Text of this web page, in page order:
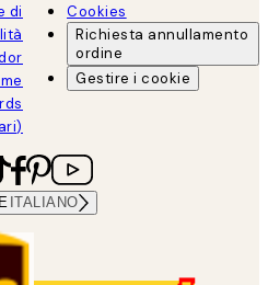
di
Cookies
Richiesta annullamento
ordine
Gestire i cookie
ITALIANO